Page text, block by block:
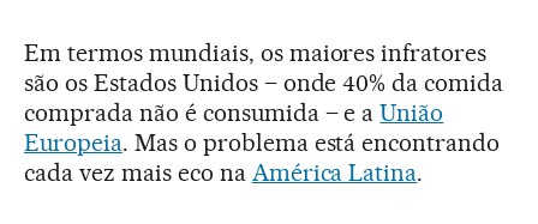
Em termos mundiais, os maiores infratores
são os Estados Unidos – onde 40% da comida
comprada não é consumida – e aUnião
Europeia. Mas o problema está encontrando
cada vez mais eco na América Latina.